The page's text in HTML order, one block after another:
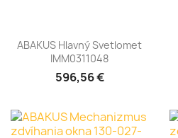
ABAKUS Hlavný Svetlomet
IMM0311048
596,56 €